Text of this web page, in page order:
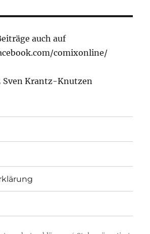
auch auf
comixonline/
Sven Krantz-Knutzen